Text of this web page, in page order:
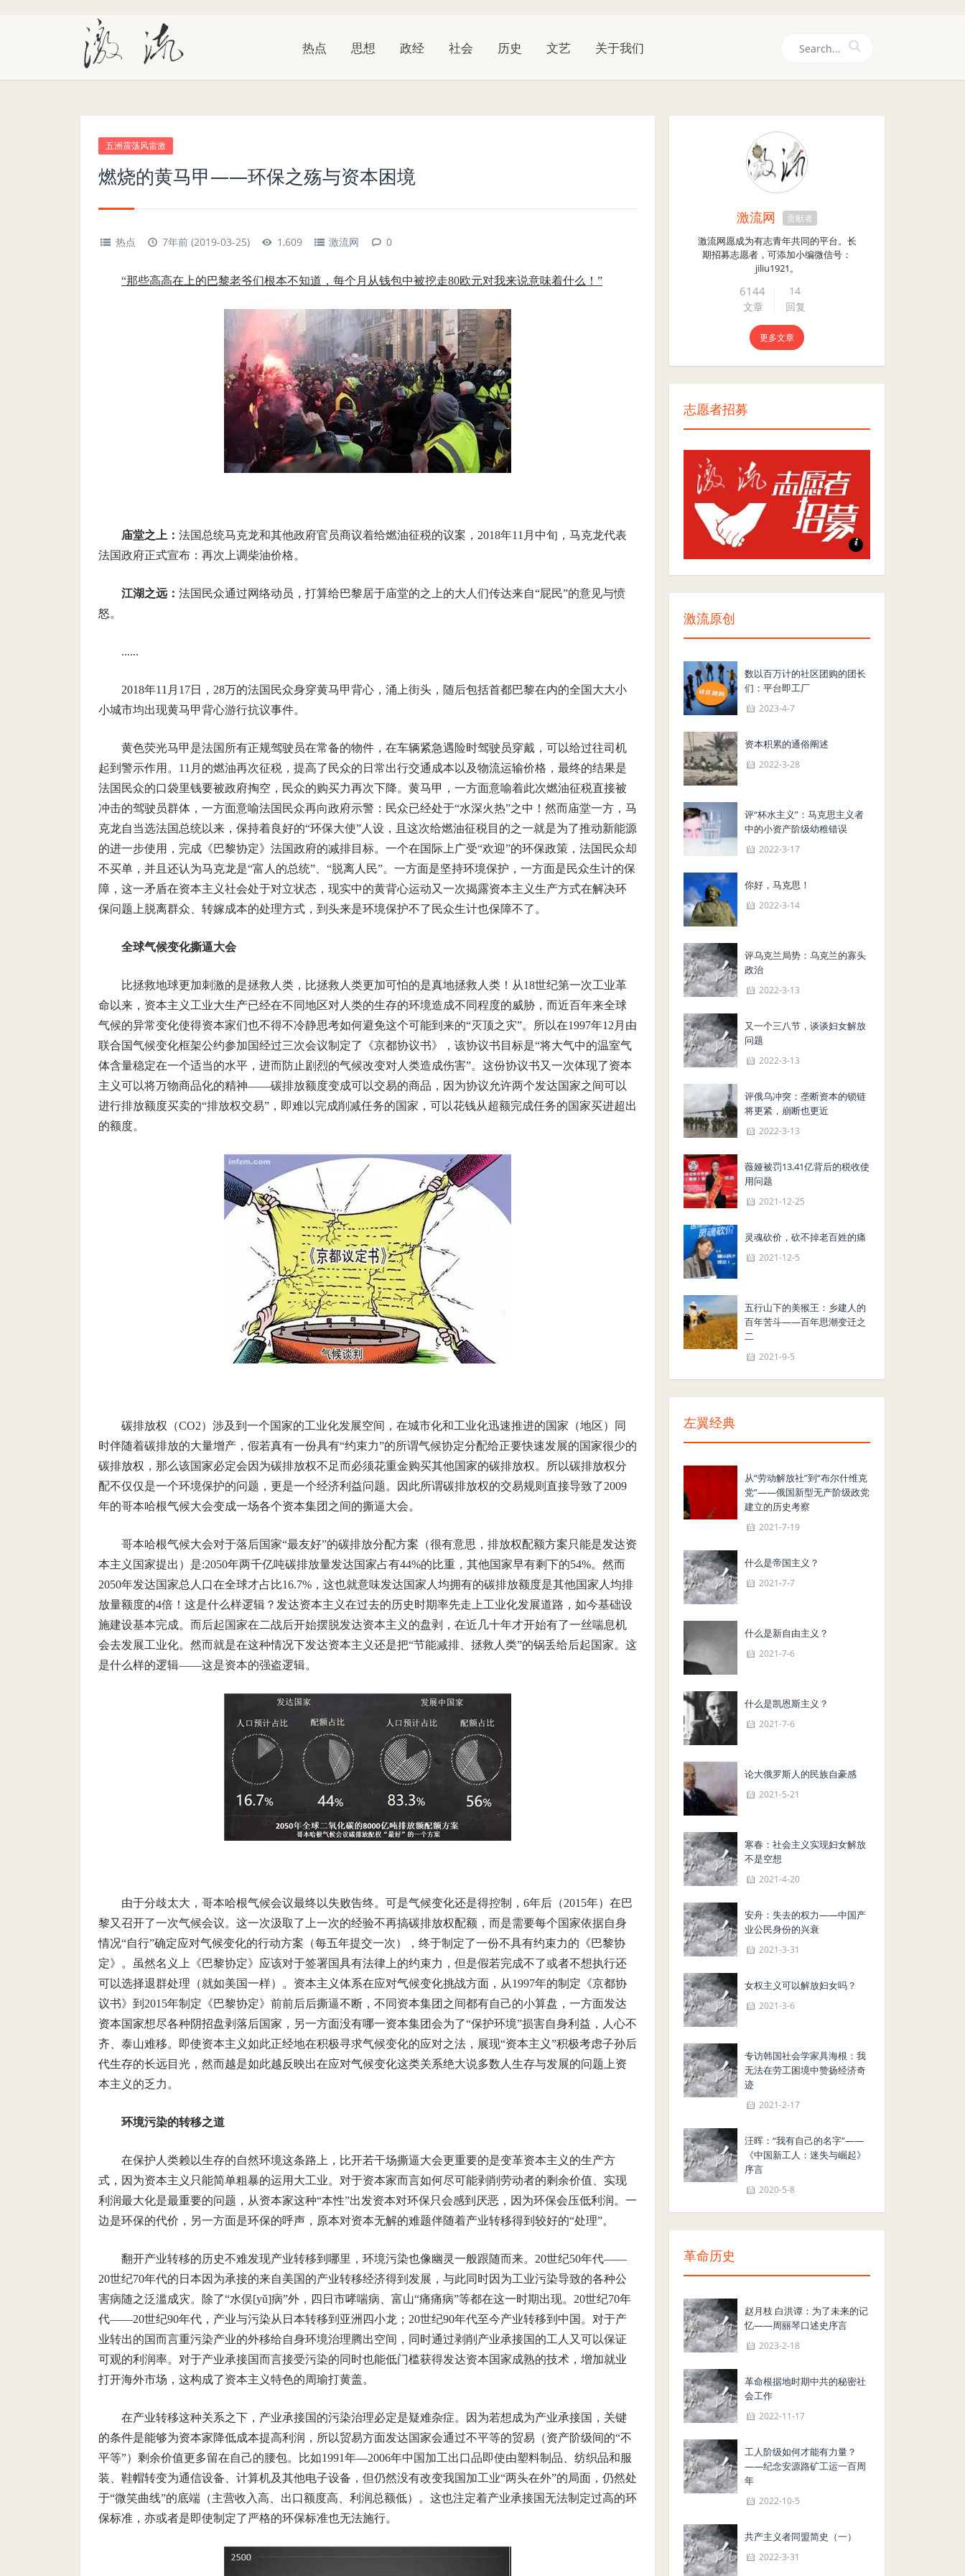
热点 思想 政经 社会 历史 文艺 关于我们
五洲震荡风雷激
燃烧的黄马甲——环保之殇与资本困境
热点 7年前 (2019-03-25) 1,609 激流网 0
“那些高高在上的巴黎老爷们根本不知道，每个月从钱包中被挖走80欧元对我来说意味着什么！”
庙堂之上： 法国总统马克龙和其他政府官员商议着给燃油征税的议案，2018年11月中旬，马克龙代表
法国政府正式宣布：再次上调柴油价格。
江湖之远： 法国民众通过网络动员，打算给巴黎居于庙堂的之上的大人们传达来自“屁民”的意见与愤
怒。
......
2018年11月17日，28万的法国民众身穿黄马甲背心，涌上街头，随后包括首都巴黎在内的全国大大小
小城市均出现黄马甲背心游行抗议事件。
黄色荧光马甲是法国所有正规驾驶员在常备的物件，在车辆紧急遇险时驾驶员穿戴，可以给过往司机
起到警示作用。11月的燃油再次征税，提高了民众的日常出行交通成本以及物流运输价格，最终的结果是
法国民众的口袋里钱要被政府掏空，民众的购买力再次下降。黄马甲，一方面意喻着此次燃油征税直接被
冲击的驾驶员群体，一方面意喻法国民众再向政府示警：民众已经处于“水深火热”之中！然而庙堂一方，马
克龙自当选法国总统以来，保持着良好的“环保大使”人设，且这次给燃油征税目的之一就是为了推动新能源
的进一步使用，完成《巴黎协定》法国政府的减排目标。一个在国际上广受“欢迎”的环保政策，法国民众却
不买单，并且还认为马克龙是“富人的总统”、“脱离人民”。一方面是坚持环境保护，一方面是民众生计的保
障，这一矛盾在资本主义社会处于对立状态，现实中的黄背心运动又一次揭露资本主义生产方式在解决环
保问题上脱离群众、转嫁成本的处理方式，到头来是环境保护不了民众生计也保障不了。
全球气候变化撕逼大会
比拯救地球更加刺激的是拯救人类，比拯救人类更加可怕的是真地拯救人类！从18世纪第一次工业革
命以来，资本主义工业大生产已经在不同地区对人类的生存的环境造成不同程度的威胁，而近百年来全球
气候的异常变化使得资本家们也不得不冷静思考如何避免这个可能到来的“灭顶之灾”。所以在1997年12月由
联合国气候变化框架公约参加国经过三次会议制定了《京都协议书》，该协议书目标是“将大气中的温室气
体含量稳定在一个适当的水平，进而防止剧烈的气候改变对人类造成伤害”。这份协议书又一次体现了资本
主义可以将万物商品化的精神——碳排放额度变成可以交易的商品，因为协议允许两个发达国家之间可以
进行排放额度买卖的“排放权交易”，即难以完成削减任务的国家，可以花钱从超额完成任务的国家买进超出
的额度。
碳排放权（CO2）涉及到一个国家的工业化发展空间，在城市化和工业化迅速推进的国家（地区）同
时伴随着碳排放的大量增产，假若真有一份具有“约束力”的所谓气候协定分配给正要快速发展的国家很少的
碳排放权，那么该国家必定会因为碳排放权不足而必须花重金购买其他国家的碳排放权。所以碳排放权分
配不仅仅是一个环境保护的问题，更是一个经济利益问题。因此所谓碳排放权的交易规则直接导致了2009
年的哥本哈根气候大会变成一场各个资本集团之间的撕逼大会。
哥本哈根气候大会对于落后国家“最友好”的碳排放分配方案（很有意思，排放权配额方案只能是发达资
本主义国家提出）是:2050年两千亿吨碳排放量发达国家占有44%的比重，其他国家早有剩下的54%。然而
2050年发达国家总人口在全球才占比16.7%，这也就意味发达国家人均拥有的碳排放额度是其他国家人均排
放量额度的4倍！这是什么样逻辑？发达资本主义在过去的历史时期率先走上工业化发展道路，如今基础设
施建设基本完成。而后起国家在二战后开始摆脱发达资本主义的盘剥，在近几十年才开始有了一丝喘息机
会去发展工业化。然而就是在这种情况下发达资本主义还是把“节能减排、拯救人类”的锅丢给后起国家。这
是什么样的逻辑——这是资本的强盗逻辑。
由于分歧太大，哥本哈根气候会议最终以失败告终。可是气候变化还是得控制，6年后（2015年）在巴
黎又召开了一次气候会议。这一次汲取了上一次的经验不再搞碳排放权配额，而是需要每个国家依据自身
情况“自行”确定应对气候变化的行动方案（每五年提交一次），终于制定了一份不具有约束力的《巴黎协
定》。虽然名义上《巴黎协定》应该对于签署国具有法律上的约束力，但是假若完成不了或者不想执行还
可以选择退群处理（就如美国一样）。资本主义体系在应对气候变化挑战方面，从1997年的制定《京都协
议书》到2015年制定《巴黎协定》前前后后撕逼不断，不同资本集团之间都有自己的小算盘，一方面发达
资本国家想尽各种阴招盘剥落后国家，另一方面没有哪一资本集团会为了“保护环境”损害自身利益，人心不
齐、泰山难移。即使资本主义如此正经地在积极寻求气候变化的应对之法，展现“资本主义”积极考虑子孙后
代生存的长远目光，然而越是如此越反映出在应对气候变化这类关系绝大说多数人生存与发展的问题上资
本主义的乏力。
环境污染的转移之道
在保护人类赖以生存的自然环境这条路上，比开若干场撕逼大会更重要的是变革资本主义的生产方
式，因为资本主义只能简单粗暴的运用大工业。对于资本家而言如何尽可能剥削劳动者的剩余价值、实现
利润最大化是最重要的问题，从资本家这种“本性”出发资本对环保只会感到厌恶，因为环保会压低利润。一
边是环保的代价，另一方面是环保的呼声，原本对资本无解的难题伴随着产业转移得到较好的“处理”。
翻开产业转移的历史不难发现产业转移到哪里，环境污染也像幽灵一般跟随而来。20世纪50年代——
20世纪70年代的日本因为承接的来自美国的产业转移经济得到发展，与此同时因为工业污染导致的各种公
害病随之泛滥成灾。除了“水俣[yǔ]病”外，四日市哮喘病、富山“痛痛病”等都在这一时期出现。20世纪70年
代——20世纪90年代，产业与污染从日本转移到亚洲四小龙；20世纪90年代至今产业转移到中国。对于产
业转出的国而言重污染产业的外移给自身环境治理腾出空间，同时通过剥削产业承接国的工人又可以保证
可观的利润率。对于产业承接国而言接受污染的同时也能低门槛获得发达资本国家成熟的技术，增加就业
打开海外市场，这构成了资本主义特色的周瑜打黄盖。
在产业转移这种关系之下，产业承接国的污染治理必定是疑难杂症。因为若想成为产业承接国，关键
的条件是能够为资本家降低成本提高利润，所以贸易方面发达国家会通过不平等的贸易（资产阶级间的“不
平等”）剩余价值更多留在自己的腰包。比如1991年—2006年中国加工出口品即使由塑料制品、纺织品和服
装、鞋帽转变为通信设备、计算机及其他电子设备，但仍然没有改变我国加工业“两头在外”的局面，仍然处
于“微笑曲线”的底端（主营收入高、出口额度高、利润总额低）。这也注定着产业承接国无法制定过高的环
保标准，亦或者是即使制定了严格的环保标准也无法施行。
激流网 贡献者
激流网愿成为有志青年共同的平台。长
期招募志愿者，可添加小编微信号：
jiliu1921。
6144
文章
14
回复
更多文章
志愿者招募
志愿者招募
激流原创
数以百万计的社区团购的团长
们：平台即工厂
2023-4-7
资本积累的通俗阐述
2022-3-28
评“杯水主义”：马克思主义者
中的小资产阶级幼稚错误
2022-3-17
你好，马克思！
2022-3-14
评乌克兰局势：乌克兰的寡头
政治
2022-3-13
又一个三八节，谈谈妇女解放
问题
2022-3-13
评俄乌冲突：垄断资本的锁链
将更紧，崩断也更近
2022-3-13
薇娅被罚13.41亿背后的税收使
用问题
2021-12-25
灵魂砍价，砍不掉老百姓的痛
2021-12-5
五行山下的美猴王：乡建人的
百年苦斗——百年思潮变迁之
二
2021-9-5
左翼经典
从“劳动解放社”到“布尔什维克
党”——俄国新型无产阶级政党
建立的历史考察
2021-7-19
什么是帝国主义？
2021-7-7
什么是新自由主义？
2021-7-6
什么是凯恩斯主义？
2021-7-6
论大俄罗斯人的民族自豪感
2021-5-21
寒春：社会主义实现妇女解放
不是空想
2021-4-20
安舟：失去的权力——中国产
业公民身份的兴衰
2021-3-31
女权主义可以解放妇女吗？
2021-3-6
专访韩国社会学家具海根：我
无法在劳工困境中赞扬经济奇
迹
2021-2-17
汪晖：“我有自己的名字”——
《中国新工人：迷失与崛起》
序言
2020-5-8
革命历史
赵月枝 白洪谭：为了未来的记
忆——周丽琴口述史序言
2023-2-18
革命根据地时期中共的秘密社
会工作
2022-11-17
工人阶级如何才能有力量？
——纪念安源路矿工运一百周
年
2022-10-5
共产主义者同盟简史（一）
2022-3-31